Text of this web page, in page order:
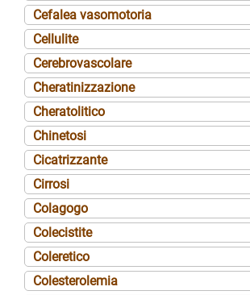
Cefalea vasomotoria
Cellulite
Cerebrovascolare
Cheratinizzazione
Cheratolitico
Chinetosi
Cicatrizzante
Cirrosi
Colagogo
Colecistite
Coleretico
Colesterolemia